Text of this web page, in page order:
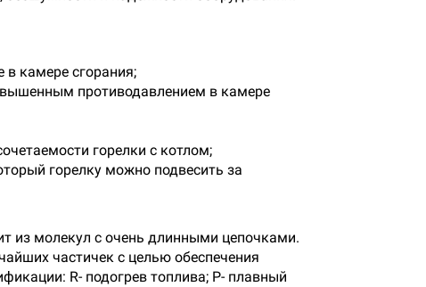
в камере сгорания;
противодавлением в камере
горелки с котлом;
горелку можно подвесить за
из молекул с очень длинными цепочками.
частичек с целью обеспечения
R- подогрев топлива; P- плавный